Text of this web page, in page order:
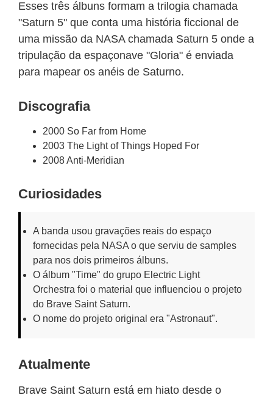
Esses três álbuns formam a trilogia chamada
"Saturn 5" que conta uma história ficcional de
uma missão da NASA chamada Saturn 5 onde a
tripulação da espaçonave "Gloria" é enviada
para mapear os anéis de Saturno.
Discografia
2000 So Far from Home
2003 The Light of Things Hoped For
2008 Anti-Meridian
Curiosidades
A banda usou gravações reais do espaço
fornecidas pela NASA o que serviu de samples
para nos dois primeiros álbuns.
O álbum "Time" do grupo Electric Light
Orchestra foi o material que influenciou o projeto
do Brave Saint Saturn.
O nome do projeto original era "Astronaut".
Atualmente
Brave Saint Saturn está em hiato desde o